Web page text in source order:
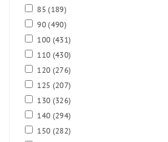
85(189)
90(490)
100 (431)
110 (430)
120 (276)
125 (207)
130 (326)
140 (294)
150 (282)